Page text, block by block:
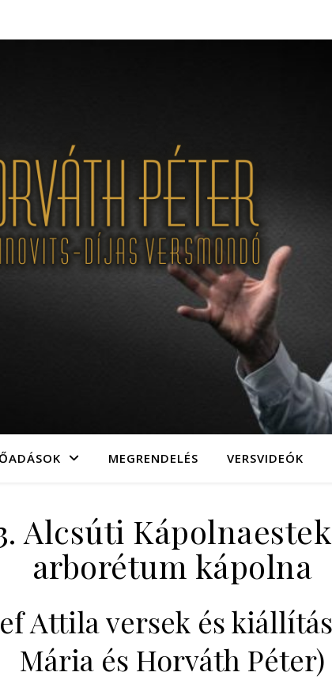
MEGRENDELÉS VERSVIDEÓK
Alcsúti
arborétum kápolna
Attila versek és
Mária és Horváth Péter)